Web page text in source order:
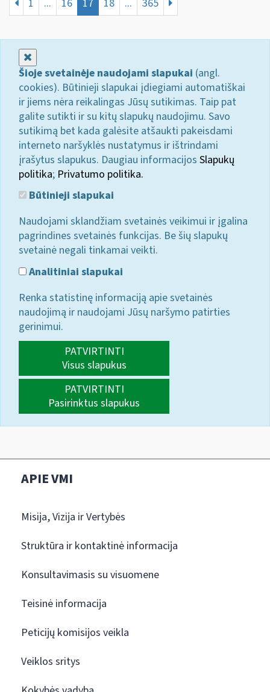
1 ... 16 17 18 ... 365
Šioje svetainėje naudojami slapukai (angl.
cookies). Būtinieji slapukai įdiegiami automatiškai
ir jiems nėra reikalingas Jūsų sutikimas. Taip pat
galite sutikti ir su kitų slapukų naudojimu. Savo
sutikimą bet kada galėsite atšaukti pakeisdami
interneto naršyklės nustatymus ir ištrindami
įrašytus slapukus. Daugiau informacijos Slapukų
politika; Privatumo politika.
Būtinieji slapukai
Naudojami sklandžiam svetainės veikimui ir įgalina
pagrindines svetainės funkcijas. Be šių slapukų
svetainė negali tinkamai veikti.
Analitiniai slapukai
Renka statistinę informaciją apie svetainės
naudojimą ir naudojami Jūsų naršymo patirties
gerinimui.
PATVIRTINTI
Visus slapukus
PATVIRTINTI
Pasirinktus slapukus
APIE VMI
Misija, Vizija ir Vertybės
Struktūra ir kontaktinė informacija
Konsultavimasis su visuomene
Teisinė informacija
Peticijų komisijos veikla
Veiklos sritys